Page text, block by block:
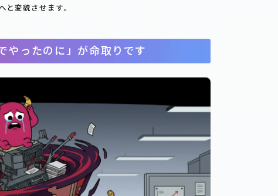
変貌させます。
やったのに」が命取りです